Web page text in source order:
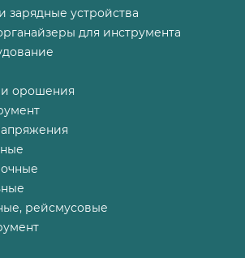
зарядные устройства
для инструмента
орошения
рейсмусовые